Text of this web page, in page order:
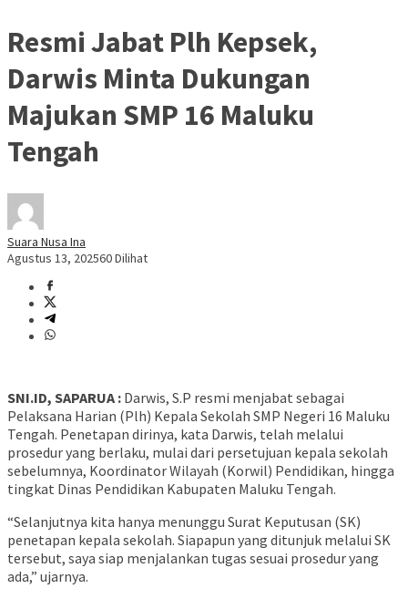
Resmi Jabat Plh Kepsek,
Darwis Minta Dukungan
Majukan SMP 16 Maluku
Tengah
Suara Nusa Ina
Agustus 13, 202560 Dilihat
SNI.ID, SAPARUA : Darwis, S.P resmi menjabat sebagai
Pelaksana Harian (Plh) Kepala Sekolah SMP Negeri 16 Maluku
Tengah. Penetapan dirinya, kata Darwis, telah melalui
prosedur yang berlaku, mulai dari persetujuan kepala sekolah
sebelumnya, Koordinator Wilayah (Korwil) Pendidikan, hingga
tingkat Dinas Pendidikan Kabupaten Maluku Tengah.
“Selanjutnya kita hanya menunggu Surat Keputusan (SK)
penetapan kepala sekolah. Siapapun yang ditunjuk melalui SK
tersebut, saya siap menjalankan tugas sesuai prosedur yang
ada,” ujarnya.